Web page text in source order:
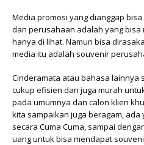
Media promosi yang dianggap
dan perusahaan adalah yang
hanya di lihat. Namun bisa
media itu adalah souvenir
Cinderamata atau bahasa lainnya
cukup efisien dan juga murah
pada umumnya dan calon klien
kita sampaikan juga beragam,
secara Cuma Cuma, sampai
uang untuk bisa mendapat